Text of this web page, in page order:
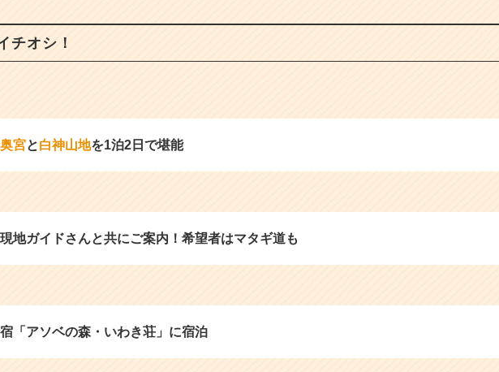
チオシ！
宮と白神山地を1泊2日で堪能
地ガイドさんと共にご案内！希望者はマタギ道も
「アソベの森・いわき荘」に宿泊